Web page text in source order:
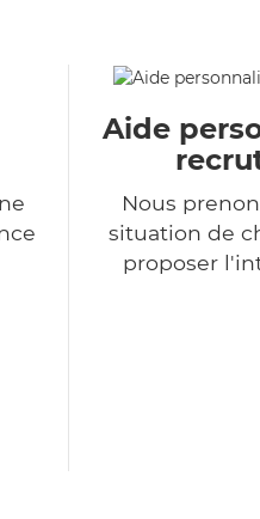
Aide
Nous
situation de
proposer